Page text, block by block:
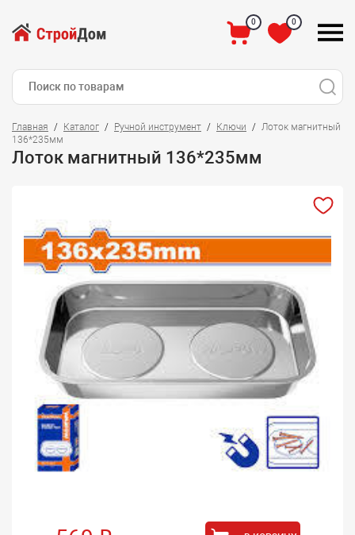
0 0
Главная Каталог Ручной инструмент Ключи
Лоток магнитный
136*235мм
Лоток магнитный 136*235мм